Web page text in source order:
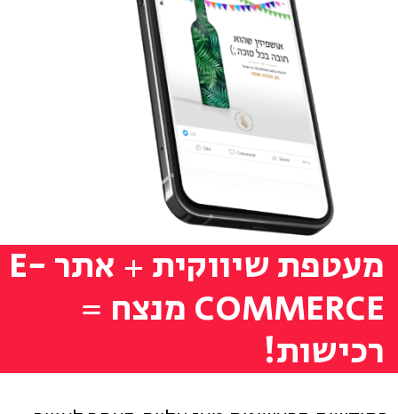
מעטפת שיווקית + אתר E-
COMMERCE מנצח =
רכישות!